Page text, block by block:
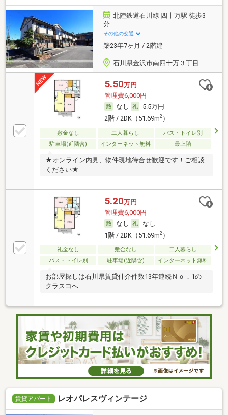
北陸鉄道石川線 四十万駅 徒歩3
分
その他の交通
築23年7ヶ月 / 2階建
石川県金沢市南四十万３丁目
5.50万円
管理費6,000円
なし
5.5万円
2階 / 2DK（51.69m2）
敷金なし 二人暮らし
バス・トイレ別
駐車場(近隣含)
インターネット無料 最上階
★オンライン内見、物件現地待合せ歓迎です！ご相談
ください★
5.20万円
管理費6,000円
なし
なし
1階 / 2DK（51.69m2）
礼金なし 敷金なし
二人暮らし
バス・トイレ別
駐車場(近隣含) インターネット無料
お部屋探しは石川県賃貸仲介件数13年連続Ｎｏ．1の
クラスコへ
賃貸アパート レオパレスヴィンテージ